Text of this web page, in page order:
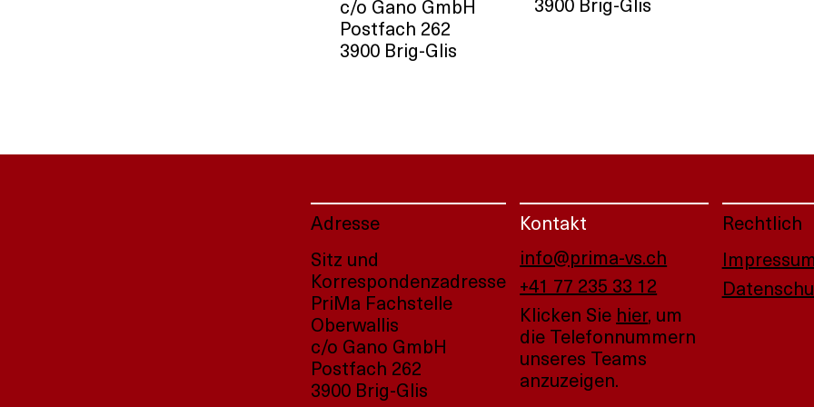
c/o Gano GmbH
Postfach 262
3900 Brig-Glis
Kontakt
info@prima-vs.ch
+41 77 235 33 12
Klicken Sie hier, um
die Telefonnummern
unseres Teams
anzuzeigen.
Adresse
Sitz und
Korrespondenzadresse
PriMa Fachstelle
Oberwallis
c/o Gano GmbH
Postfach 262
3900 Brig-Glis
Rechtlich